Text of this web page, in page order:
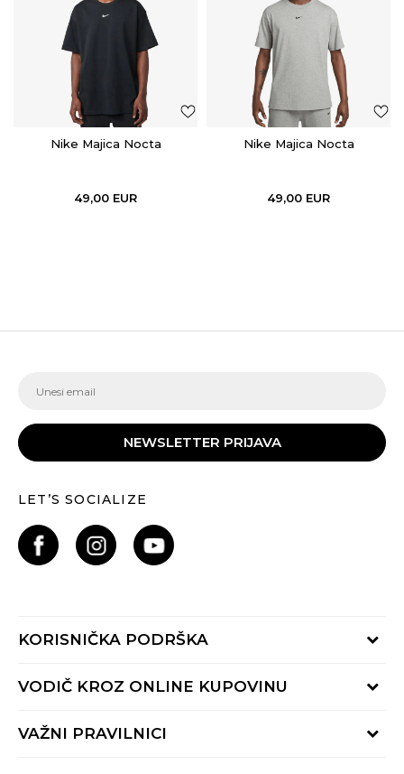
Nike Majica Nocta
49,00 EUR
Nike Majica Nocta
49,00 EUR
NEWSLETTER PRIJAVA
LET’S SOCIALIZE
KORISNIČKA PODRŠKA
Provjeri status porudžbine
Radno vrijeme 9-16h
VODIČ KROZ ONLINE KUPOVINU
Načini isporuke
VAŽNI PRAVILNICI